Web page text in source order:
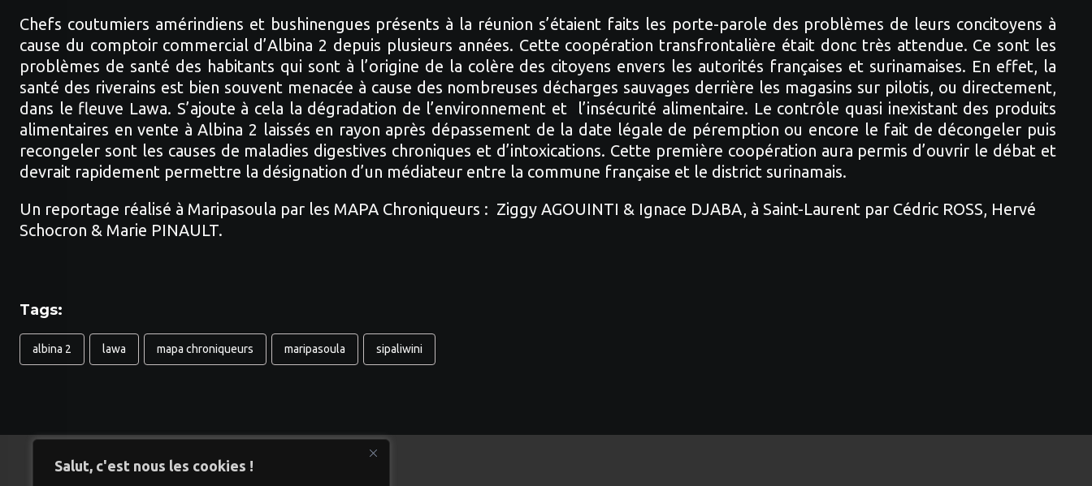
Salut, c'est nous les cookies !
Chefs coutumiers amérindiens et bushinengues présents à la réunion s’étaient faits les porte-parole des problèmes de leurs concitoyens à
cause du comptoir commercial d’Albina 2 depuis plusieurs années. Cette coopération transfrontalière était donc très attendue. Ce sont les
problèmes de santé des habitants qui sont à l’origine de la colère des citoyens envers les autorités françaises et surinamaises. En effet, la
santé des riverains est bien souvent menacée à cause des nombreuses décharges sauvages derrière les magasins sur pilotis, ou directement,
dans le fleuve Lawa. S’ajoute à cela la dégradation de l’environnement et l’insécurité alimentaire. Le contrôle quasi inexistant des produits
alimentaires en vente à Albina 2 laissés en rayon après dépassement de la date légale de péremption ou encore le fait de décongeler puis
recongeler sont les causes de maladies digestives chroniques et d’intoxications. Cette première coopération aura permis d’ouvrir le débat et
devrait rapidement permettre la désignation d’un médiateur entre la commune française et le district surinamais.
Un reportage réalisé à Maripasoula par les MAPA Chroniqueurs : Ziggy AGOUINTI & Ignace DJABA, à Saint-Laurent par Cédric ROSS, Hervé
Schocron & Marie PINAULT.
Tags:
albina 2 lawa mapa chroniqueurs maripasoula sipaliwini